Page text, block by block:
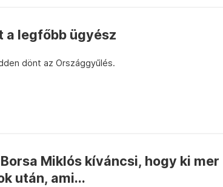
a legfőbb ügyész
dönt az Országgyűlés.
Miklós kíváncsi, hogy ki mer
után, ami...